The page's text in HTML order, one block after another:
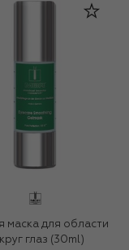
маска для области
глаз (30ml)